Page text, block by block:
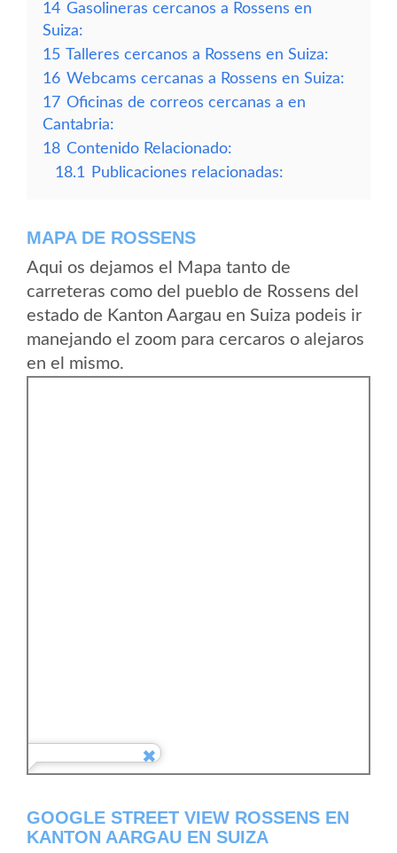
14 Gasolineras cercanos a Rossens en
Suiza:
15 Talleres cercanos a Rossens en Suiza:
16 Webcams cercanas a Rossens en Suiza:
17 Oficinas de correos cercanas a en
Cantabria:
18 Contenido Relacionado:
18.1
Publicaciones relacionadas:
MAPA DE ROSSENS
Aqui os dejamos el Mapa tanto de
carreteras como del pueblo de Rossens del
estado de Kanton Aargau en Suiza podeis ir
manejando el zoom para cercaros o alejaros
en el mismo.
GOOGLE STREET VIEW ROSSENS EN
KANTON AARGAU EN SUIZA